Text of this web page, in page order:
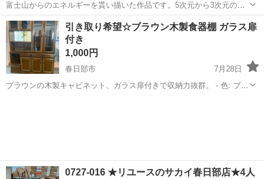
富士山からのエネルギーを貰い描いた作品です。5次元から3次元の揺
らぎと強固なエネルギーを蓄えました。願いや安らぎをあたえてくれ
ると思います。
埼玉 本庄市 神保原駅 ダイニングセット 5次元
引き取り希望☆ブラウン木製食器棚 ガラス扉
付き
1,000円
春日部市
7月28日
ブラウンの木製キャビネット、ガラス扉付きで収納力抜群。 - 色: ブラ
0727-016 ★リユースのサカイ春日部店★4人